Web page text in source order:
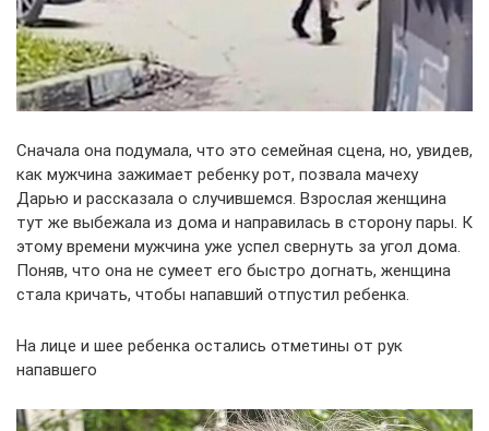
Сначала она подумала, что это семейная сцена, но, увидев,
как мужчина зажимает ребенку рот, позвала мачеху
Дарью и рассказала о случившемся. Взрослая женщина
тут же выбежала из дома и направилась в сторону пары. К
этому времени мужчина уже успел свернуть за угол дома.
Поняв, что она не сумеет его быстро догнать, женщина
стала кричать, чтобы напавший отпустил ребенка.
На лице и шее ребенка остались отметины от рук
напавшего